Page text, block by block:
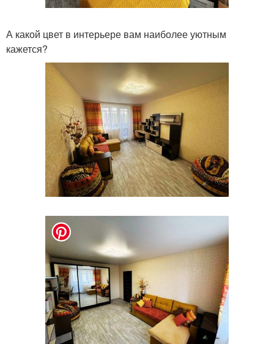
А какой цвет в интерьере вам наиболее уютным
кажется?